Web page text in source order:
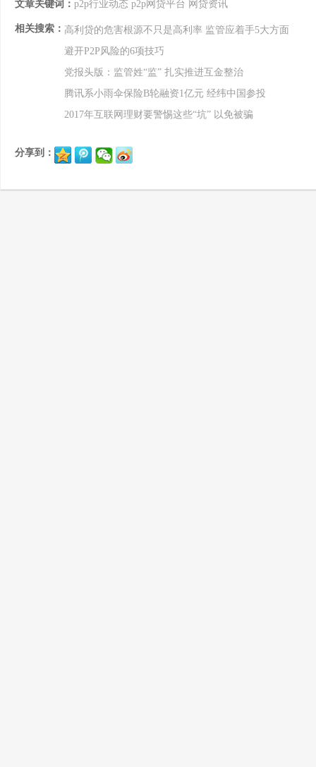
文章关键词： p2p行业动态 p2p网贷平台 网贷资讯
相关搜索： 高利贷的危害根源不只是高利率 监管应着手5大方面
避开P2P风险的6项技巧
党报头版：监管姓“监” 扎实推进互金整治
腾讯系小雨伞保险B轮融资1亿元 经纬中国参投
2017年互联网理财要警惕这些“坑” 以免被骗
分享到：